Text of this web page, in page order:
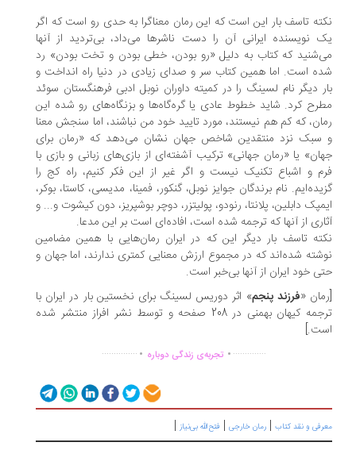
تاسف بار این است که این رمان معناگرا به حدی رو است که اگر
نویسنده ایرانی آن را دست ناشرها می‌داد، بی‌تردید از آنها
که کتاب به دلیل «رو بودن، خطی بودن و تخت بودن» رد
است. اما همین کتاب سر و صدای زیادی در دنیا راه انداخت و
دیگر نام لسینگ را در کمیته داوران نوبل ادبی فرهنگستان سوئد
کرد. شاید خطوط عادی یا گره‌گاه‌ها و بزنگاه‌های رو شده این
که کم هم نیستند، مورد تایید خود من نباشند، اما سنجش معنا
سبک نزد منتقدین شاخص جهان نشان می‌دهد که «رمان برای
یا «رمان جهانی» ترکیب آشفته‌ای از بازی‌های زبانی و بازی با
و اشباع تکنیک نیست و اگر غیر از این فکر کنیم، راه کج را
نام برندگان جوایز نوبل، گنکور، فمینا، مدیسی، کاستا، بوکر،
دابلین، پلانتا، رنودو، پولیتزر، دوچر بوشپریز، دون کیشوت و... و
از آنها که ترجمه شده است، افاده‌ای است بر این مدعا.
تاسف بار دیگر این که در ایران رمان‌هایی با همین مضامین
شده‌اند که در مجموع ارزش معنایی کمتری ندارند، اما جهان و
خود ایران از آنها بی‌خبر است.
«فرزند پنجم» اثر دوریس لسینگ برای نخستین بار در ایران با
ترجمه کیهان بهمنی در 208 صفحه و توسط نشر افراز منتشر شده
................تجربه‌ی زندگی دوباره ...............
و نقد کتاب|رمان خارجی|فتح‌الله بی‌نیاز|